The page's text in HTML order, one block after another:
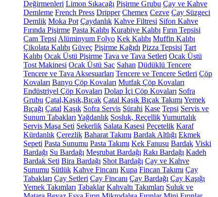
Değirmenleri Limon Sıkacağı Pişirme Grubu Çay ve Kahve
Demleme French Press Dripper Chemex Cezve Çay Süzgeci
Demlik Moka Pot Çaydanlık Kahve Filtresi Sifon Kahve
Fırında Pişirme Pasta Kalıbı Kurabiye Kalıbı Fırın Tepsisi
Cam Tepsi Alüminyum Folyo Kek Kalıbı Muffin Kalıbı
Çikolata Kalıbı Güveç Pişirme Kağıdı Pizza Tepsisi Tart
Kalıbı Ocak Üstü Pişirme Tava ve Tava Setleri Ocak Üstü
Tost Makinesi Ocak Üstü Sac Sahan Düdüklü Tencere
Tencere ve Tava Aksesuarları Tencere ve Tencere Setleri Çöp
Kovaları Banyo Çöp Kovaları Mutfak Çöp Kovaları
Endüstriyel Çöp Kovaları Dolap İçi Çöp Kovaları Sofra
Grubu Çatal,Kaşık,Bıçak Çatal Kaşık Bıçak Takımı Yemek
Bıçağı Çatal Kaşık Sofra Servis Sürahi Kase Tepsi Servis ve
Sunum Tabakları Yağdanlık Sosluk, ReçellikYumurtalık
Servis Maşa Seti Şekerlik Salata Kasesi Peçetelik Karaf
Kürdanlık Çerezlik Baharat Takımı Bardak Altlığı Ekmek
Sepeti Pasta Sunumu Pasta Takımı Kek Fanusu Bardak Viski
Bardağı Su Bardağı Meşrubat Bardağı Rakı Bardağı Kadeh
Bardak Seti Bira Bardağı Shot Bardağı Çay ve Kahve
Sunumu Sütlük Kahve Fincanı Kupa Fincan Takımı Çay
Tabakları Çay Setleri Çay Fincanı Çay Bardağı Çay Kaşığı
Yemek Takımları Tabaklar Kahvaltı Takımları Suluk ve